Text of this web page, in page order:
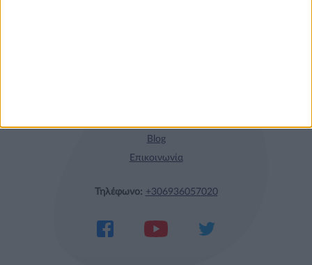
Blog
Επικοινωνία
Τηλέφωνο: +306936057020